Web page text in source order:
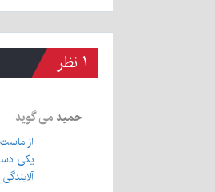
۱ نظر
حمید می گوید
از
یکی